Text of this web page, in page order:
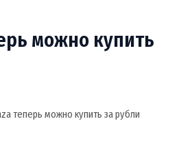
можно купить
теперь можно купить за рубли